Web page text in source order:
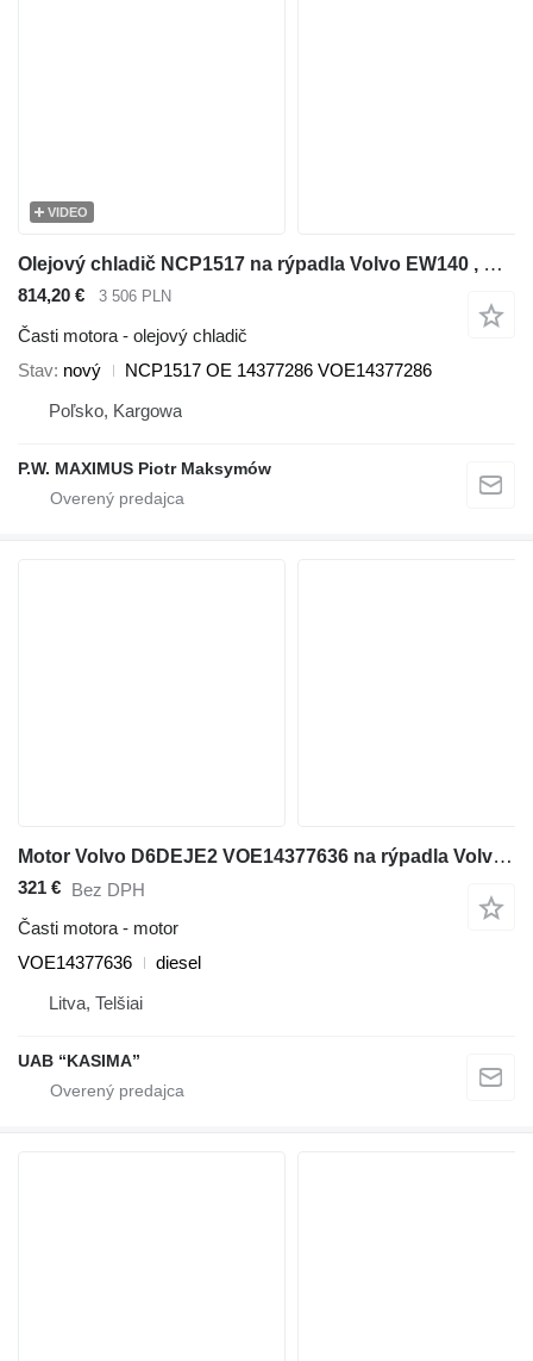
VIDEO
Olejový chladič NCP1517 na rýpadla Volvo EW140 , EW160 , EW180 , EW200
814,20 € 3 506 PLN
Časti motora - olejový chladič
Stav nový
NCP1517 OE 14377286 VOE14377286
Poľsko, Kargowa
P.W. MAXIMUS Piotr Maksymów
Motor Volvo D6DEJE2 VOE14377636 na rýpadla Volvo EW160B
321 € Bez DPH
Časti motora - motor
VOE14377636
diesel
Litva, Telšiai
UAB “KASIMA”